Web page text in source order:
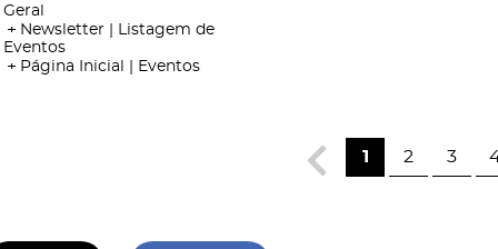
Geral
Newsletter | Listagem de
Eventos
Página Inicial | Eventos
1 2 3